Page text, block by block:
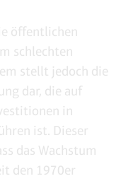
öffentlichen
schlechten
stellt jedoch die
dar, die auf
in
ist. Dieser
das Wachstum
den 1970er